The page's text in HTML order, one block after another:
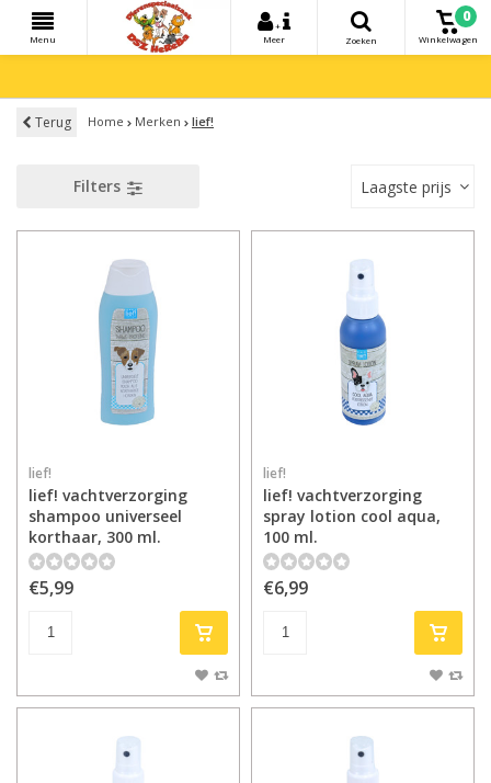
Menu
+
Meer
Zoeken
0
Winkelwagen
Terug Home Merken lief!
Filters Laagste prijs
lief!
lief! vachtverzorging
shampoo universeel
korthaar, 300 ml.
€5,99
lief!
lief! vachtverzorging
spray lotion cool aqua,
100 ml.
€6,99